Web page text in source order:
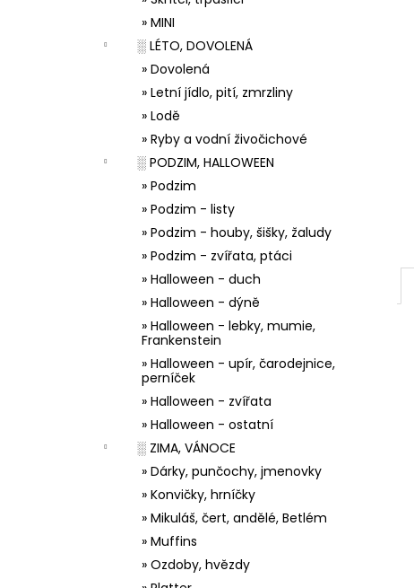
» MINI
░ LÉTO, DOVOLENÁ
» Dovolená
» Letní jídlo, pití, zmrzliny
» Lodě
» Ryby a vodní živočichové
░ PODZIM, HALLOWEEN
» Podzim
» Podzim - listy
» Podzim - houby, šišky, žaludy
» Podzim - zvířata, ptáci
» Halloween - duch
» Halloween - dýně
» Halloween - lebky, mumie,
Frankenstein
» Halloween - upír, čarodejnice,
perníček
» Halloween - zvířata
» Halloween - ostatní
░ ZIMA, VÁNOCE
» Dárky, punčochy, jmenovky
» Konvičky, hrníčky
» Mikuláš, čert, andělé, Betlém
» Muffins
» Ozdoby, hvězdy
33001 ZDOBÍCÍ SÁČEK